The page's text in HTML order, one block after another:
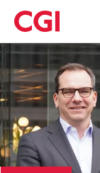
Skip
to
main